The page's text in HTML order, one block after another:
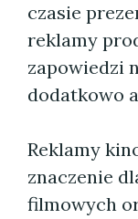
czasie
reklamy
zapowiedzi
dodatkowo
Reklamy
znaczenie
filmowych